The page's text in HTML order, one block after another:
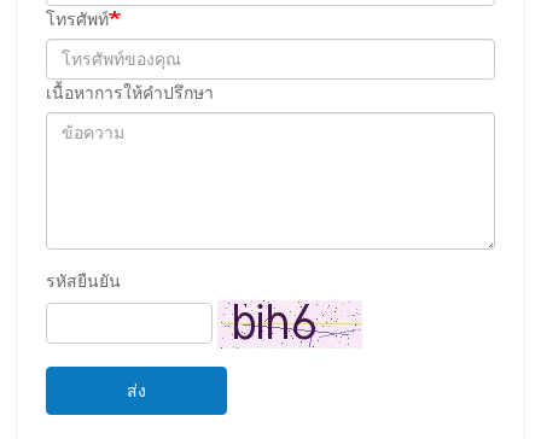
โทรศัพท์
เนื้อหาการให้คําปรึกษา
รหัสยืนยัน
ส่ง